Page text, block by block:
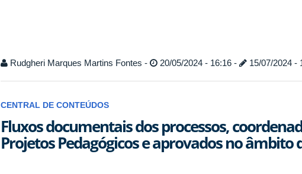
Rudgheri Marques Martins Fontes - 20/05/2024 - 16:16 - 15/07/2024 -
CENTRAL DE CONTEÚDOS
Fluxos documentais dos processos,
Projetos Pedagógicos e aprovados no âmbito